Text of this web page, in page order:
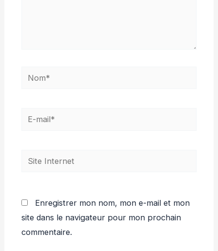
Nom*
E-
Site
Enregistrer mon nom, mon e-mail et mon
site dans le navigateur pour mon prochain
commentaire.